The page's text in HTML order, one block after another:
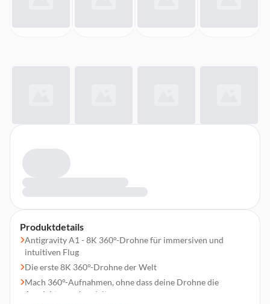
Produktdetails
Antigravity A1 - 8K 360°-Drohne für immersiven und
intuitiven Flug
Die erste 8K 360°-Drohne der Welt
Mach 360°-Aufnahmen, ohne dass deine Drohne die
Aussicht verschandelt